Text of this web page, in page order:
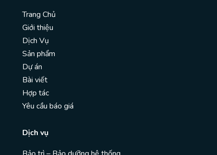
Trang Chủ
Giới thiệu
Dịch Vụ
Sản phẩm
Dự án
Bài viết
Hợp tác
Yêu cầu báo giá
Dịch vụ